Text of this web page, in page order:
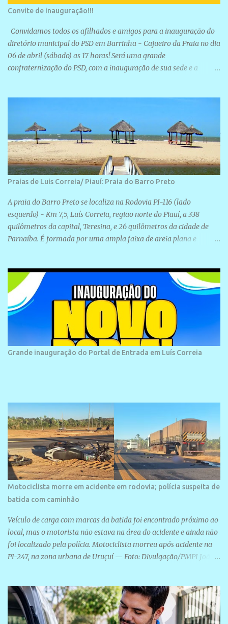
Convite de inauguração!!!
Convidamos todos os afilhados e amigos para a inauguração do
diretório municipal do PSD em Barrinha - Cajueiro da Praia no dia
06 de abril (sábado) as 17 horas! Será uma grande
confraternização do PSD, com a inauguração de sua sede e a
Praias de Luis Correia/ Piauí: Praia do Barro Preto
A praia do Barro Preto se localiza na Rodovia PI-116 (lado
esquerdo) - Km 7,5, Luís Correia, região norte do Piauí, a 338
quilômetros da capital, Teresina, e 26 quilômetros da cidade de
Parnaíba. É formada por uma ampla faixa de areia plana e
devido ao extensivo molhe de pedras que não chegam a 2 metros
de altura, não apresentando dunas em seu espaço geográfico. Não
se sabe ao certo porque a praia leva esse nome, e muitas das suas
historias foram esquecidas ao longo do tempo. A praia é
frequentada por moradores e turistas, em geral veranistas
piauienses e, em menor número, pessoas de estados vizinhos. O
bairro onde se localiza a praia é palco de amplos investimentos e
Grande inauguração do Portal de Entrada em Luís Correia
Motociclista morre em acidente em rodovia; polícia suspeita de
batida com caminhão
Veículo de carga com marcas da batida foi encontrado próximo ao
local, mas o motorista não estava na área do acidente e ainda não
foi localizado pela polícia. Motociclista morreu após acidente na
PI-247, na zona urbana de Uruçuí — Foto: Divulgação/PMPI João
A Polícia Militar informou que um caminhão com marcas de
colisão foi encontrado próximo ao local. Segundo o 10º Batalhão
da Polícia Militar (10º BPM), a equipe foi acionada por volta das 6h